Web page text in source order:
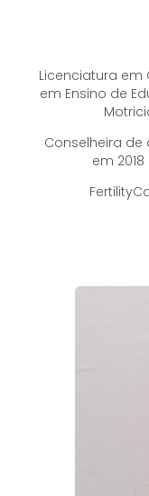
Licenciatura em
em Ensino de
Conselheira
em